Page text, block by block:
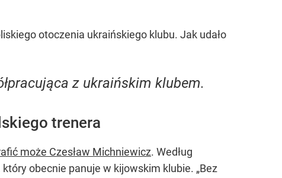
otoczenia ukraińskiego klubu. Jak udało
z ukraińskim klubem.
trenera
może Czesław Michniewicz. Według
obecnie panuje w kijowskim klubie. „Bez